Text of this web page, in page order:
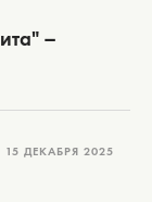
–
15 ДЕКАБРЯ 2025